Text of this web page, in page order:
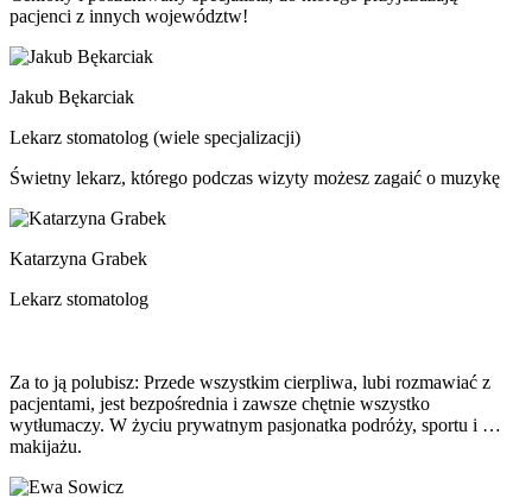
pacjenci z innych województw!
Jakub Bękarciak
Lekarz stomatolog (wiele specjalizacji)
Świetny lekarz, którego podczas wizyty możesz zagaić o muzykę
Katarzyna Grabek
Lekarz stomatolog
Za to ją polubisz: Przede wszystkim cierpliwa, lubi rozmawiać z
pacjentami, jest bezpośrednia i zawsze chętnie wszystko
wytłumaczy. W życiu prywatnym pasjonatka podróży, sportu i …
makijażu.